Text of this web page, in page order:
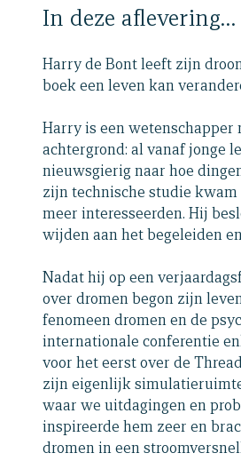
In deze aflevering…
Harry de Bont leeft zijn
boek een leven kan
Harry is een wetenschapper
achtergrond: al vanaf jonge
nieuwsgierig naar hoe
zijn technische studie
meer interesseerden. Hij
wijden aan het begeleiden
Nadat hij op een
over dromen begon zijn
fenomeen dromen en de
internationale conferentie
voor het eerst over de
zijn eigenlijk
waar we uitdagingen en
inspireerde hem zeer en
dromen in een